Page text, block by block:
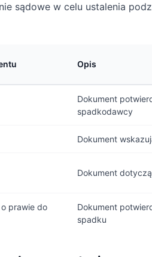
sądowe w celu ustalenia
Opis
Dokument
spadkodawcy
Dokument
Dokument
prawie do
Dokument
spadku